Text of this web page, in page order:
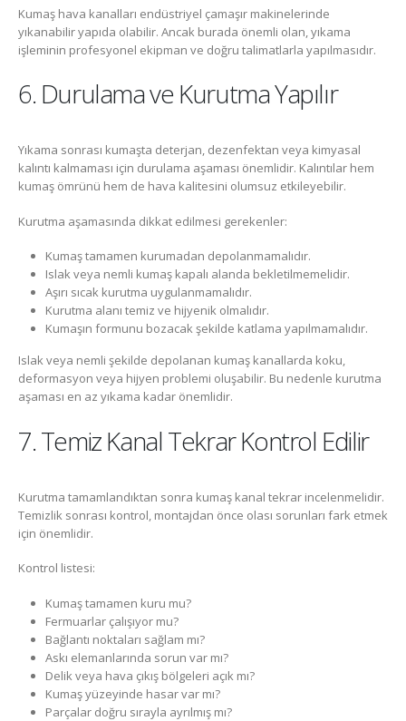
Kumaş hava kanalları endüstriyel çamaşır makinelerinde
yıkanabilir yapıda olabilir. Ancak burada önemli olan, yıkama
işleminin profesyonel ekipman ve doğru talimatlarla yapılmasıdır.
6. Durulama ve Kurutma Yapılır
Yıkama sonrası kumaşta deterjan, dezenfektan veya kimyasal
kalıntı kalmaması için durulama aşaması önemlidir. Kalıntılar hem
kumaş ömrünü hem de hava kalitesini olumsuz etkileyebilir.
Kurutma aşamasında dikkat edilmesi gerekenler:
Kumaş tamamen kurumadan depolanmamalıdır.
Islak veya nemli kumaş kapalı alanda bekletilmemelidir.
Aşırı sıcak kurutma uygulanmamalıdır.
Kurutma alanı temiz ve hijyenik olmalıdır.
Kumaşın formunu bozacak şekilde katlama yapılmamalıdır.
Islak veya nemli şekilde depolanan kumaş kanallarda koku,
deformasyon veya hijyen problemi oluşabilir. Bu nedenle kurutma
aşaması en az yıkama kadar önemlidir.
7. Temiz Kanal Tekrar Kontrol Edilir
Kurutma tamamlandıktan sonra kumaş kanal tekrar incelenmelidir.
Temizlik sonrası kontrol, montajdan önce olası sorunları fark etmek
için önemlidir.
Kontrol listesi:
Kumaş tamamen kuru mu?
Fermuarlar çalışıyor mu?
Bağlantı noktaları sağlam mı?
Askı elemanlarında sorun var mı?
Delik veya hava çıkış bölgeleri açık mı?
Kumaş yüzeyinde hasar var mı?
Parçalar doğru sırayla ayrılmış mı?